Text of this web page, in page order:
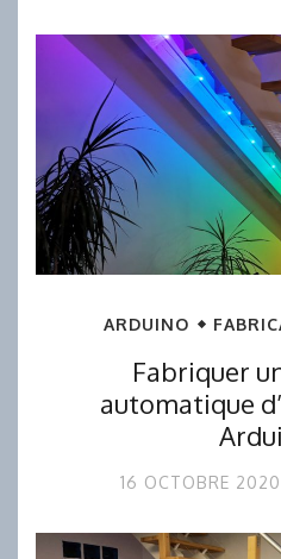
ARDUINO
Fabriquer
automatique
16 OCTOBRE 2020